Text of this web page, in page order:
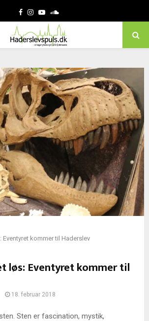
Facebook
Instagram
YoutubeSoundcloud
Eventyret kommer til Haderslev
løs: Eventyret kommer til
18. februar 2018
Sten er fascination, mystik,